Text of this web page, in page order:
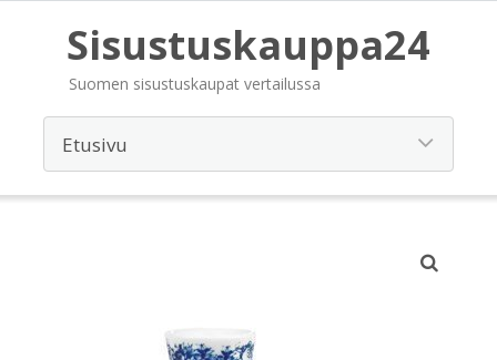
Sisustuskauppa24
Suomen sisustuskaupat vertailussa